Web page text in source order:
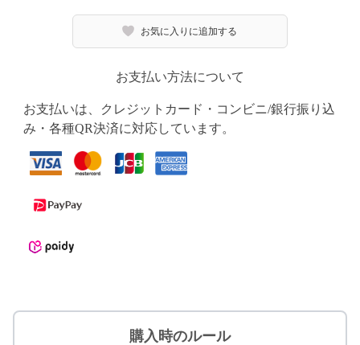
お気に入りに追加する
お支払い方法について
お支払いは、クレジットカード・コンビニ/銀行振り込
み・各種QR決済に対応しています。
購入時のルール